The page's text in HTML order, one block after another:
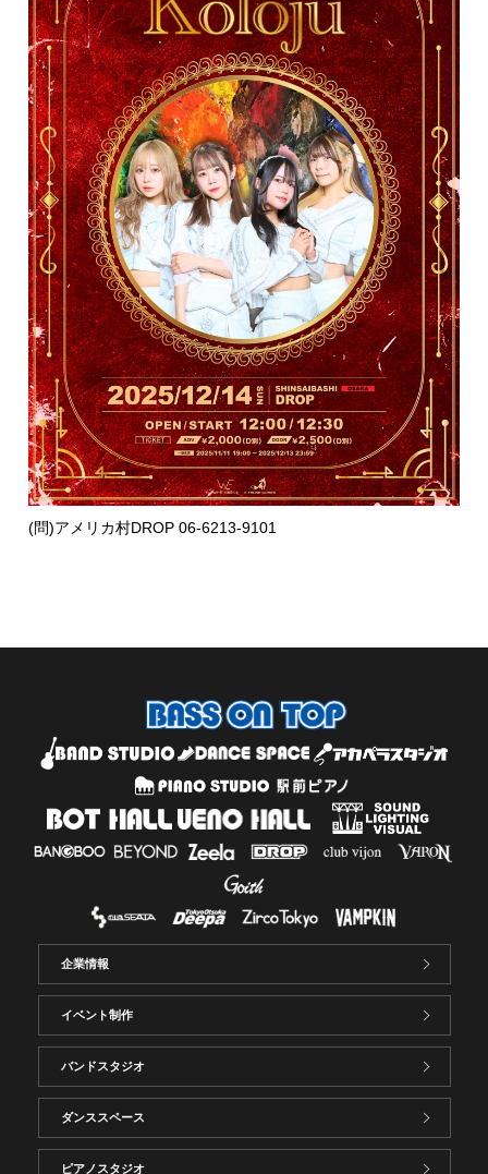
(問)アメリカ村DROP 06-6213-9101
企業情報
イベント制作
バンドスタジオ
ダンススペース
ピアノスタジオ